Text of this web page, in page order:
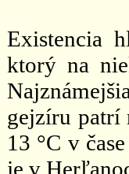
Existencia
ktorý na
gejzíru patrí
13 °C v
je v